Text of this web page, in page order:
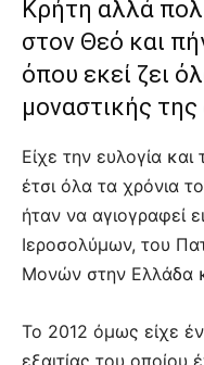
Κρήτη αλλά
στον Θεό και
όπου εκεί ζει
μοναστικής
Είχε την ευλογία
έτσι όλα τα χρόνια
ήταν να αγιογραφεί
Ιεροσολύμων, του
Μονών στην Ελλάδα
Το 2012 όμως είχε
εξαιτίας του